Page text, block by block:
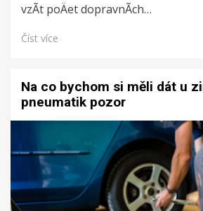
vzÃ­t poÄet dopravnÃ­ch…
Číst více
Na co bychom si měli dát u
pneumatik pozor